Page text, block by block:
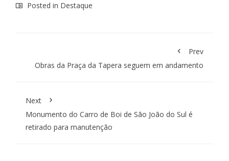
Posted in Destaque
Prev
Obras da Praça da Tapera seguem em andamento
Next
Monumento do Carro de Boi de São João do Sul é
retirado para manutenção